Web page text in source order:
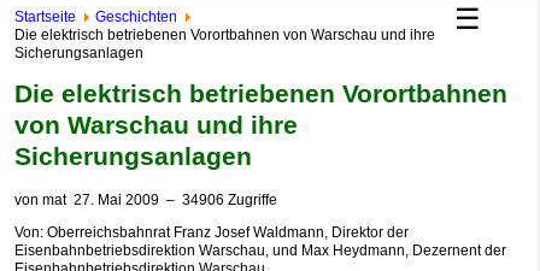
☰
Startseite
Geschichten
Die elektrisch betriebenen Vorortbahnen von Warschau und ihre
Sicherungsanlagen
Die elektrisch betriebenen Vorortbahnen
von Warschau und ihre
Sicherungsanlagen
von mat 27. Mai 2009 – 34906 Zugriffe
Von: Oberreichsbahnrat Franz Josef Waldmann, Direktor der
Eisenbahnbetriebsdirektion Warschau, und Max Heydmann, Dezernent der